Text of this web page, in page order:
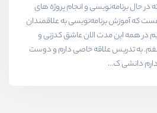
که در حال برنامه‌نویسی و انجام پروژه های
و ۱۰ سالی هست که آموزش برنامه‌نویسی به علاقمندان
در همه این مدت الان عاشق کدزنی و
به تدریس علاقه خاصی دارم و دوست
دارم دانشی ک...